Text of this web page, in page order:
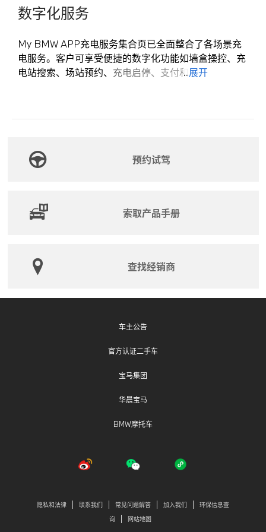
线通过2万次反复弯折实验，更结实、更耐用；
- 墙盒IP65级防尘防水，室内室外使用无忧；
施。
服务更放心，让充电体验无后顾之忧
- 高品质安装服务，选材严苛，工艺严格；
- BMW 7x24小时服务电话400 802 9999。
数字化服务
My BMW APP充电服务集合页已全面整合了各场景充
电服务。客户可享受便捷的数字化功能如墙盒操控、充
电站搜索、场站预约、充电启停、支付和评论等。
持续优化的数字化功能和客户互动助力BMW创造更为
流畅的充电体验。
...展开
预约试驾
索取产品手册
查找经销商
车主公告
官方认证二手车
宝马集团
华晨宝马
BMW摩托车
隐私和法律 联系我们 常见问题解答 加入我们
环保信息查
询
网站地图